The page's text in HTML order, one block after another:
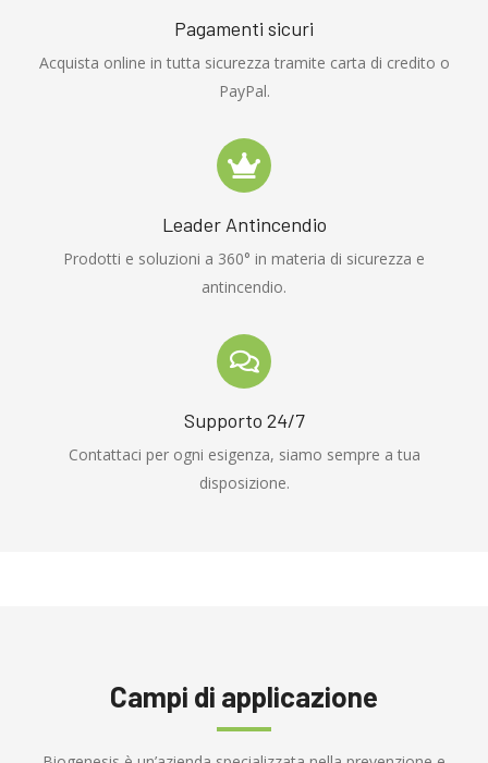
Pagamenti sicuri
Acquista online in tutta sicurezza tramite carta di credito o
PayPal.
Leader Antincendio
Prodotti e soluzioni a 360° in materia di sicurezza e
antincendio.
Supporto 24/7
Contattaci per ogni esigenza, siamo sempre a tua
disposizione.
Campi di applicazione